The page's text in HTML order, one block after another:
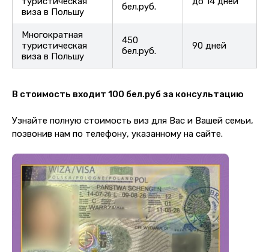
виза в Польшу
бел.руб.
Многократная
туристическая
виза в Польшу
450
бел.руб.
90 дней
В стоимость входит 100 бел.руб за консультацию
Узнайте полную стоимость виз для Вас и Вашей семьи,
позвонив нам по телефону, указанному на сайте.